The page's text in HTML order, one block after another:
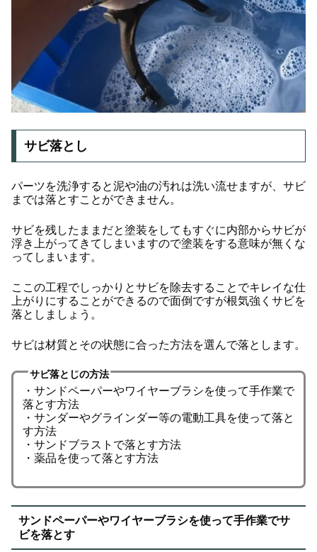
サビ落とし
パーツを洗浄すると泥や油の汚れは洗い流せますが、サビ
までは落とすことができません。
サビを残したままだと塗装をしてもすぐに内部からサビが
浮き上がってきてしまいますので塗装をする意味が無くな
ってしまいます。
ここの工程でしっかりとサビを除去することでキレイな仕
上がりにすることができるので面倒ですが根気強くサビを
落としましょう。
サビは材質とその状態に合った方法を選んで落とします。
サビ落としの方法
・サンドペーパーやワイヤーブラシを使って手作業で
落とす方法
・サンダーやグラインダー等の電動工具を使って落と
す方法
・サンドブラストで落とす方法
・薬品を使って落とす方法
サンドペーパーやワイヤーブラシを使って手作業でサ
ビを落とす